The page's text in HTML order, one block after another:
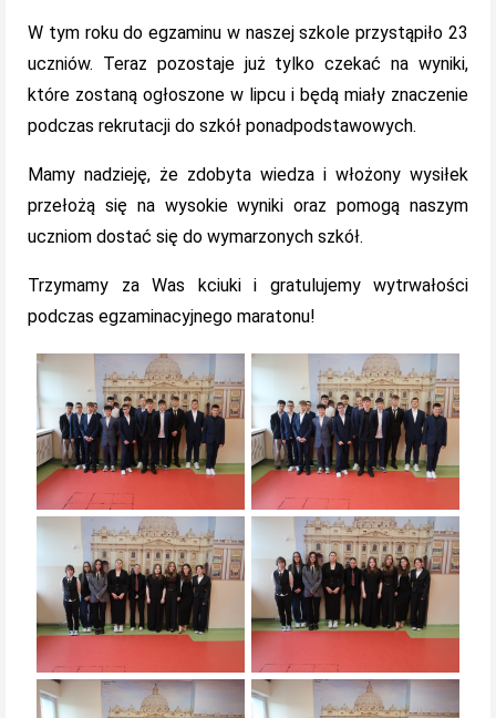
W tym roku do egzaminu w naszej szkole przystąpiło 23
uczniów. Teraz pozostaje już tylko czekać na wyniki,
które zostaną ogłoszone w lipcu i będą miały znaczenie
podczas rekrutacji do szkół ponadpodstawowych.
Mamy nadzieję, że zdobyta wiedza i włożony wysiłek
przełożą się na wysokie wyniki oraz pomogą naszym
uczniom dostać się do wymarzonych szkół.
Trzymamy za Was kciuki i gratulujemy wytrwałości
podczas egzaminacyjnego maratonu!